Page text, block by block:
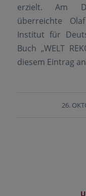
erzielt. Am
überreichte
Institut für
Buch „WELT
diesem Eintrag
26.